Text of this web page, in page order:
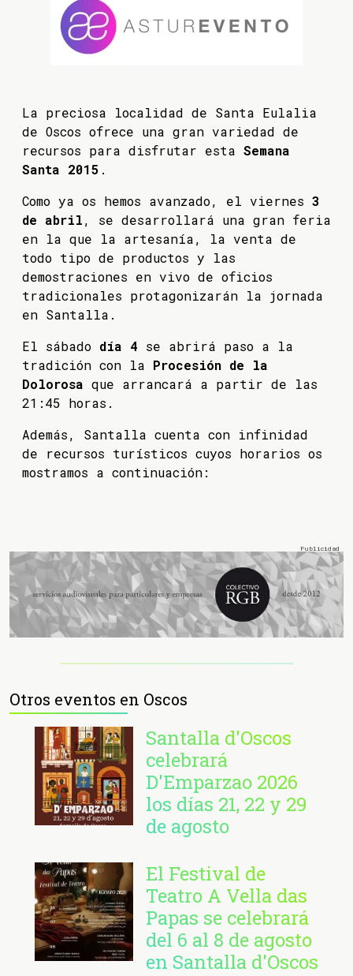
La preciosa localidad de Santa Eulalia
de Oscos ofrece una gran variedad de
recursos para disfrutar esta Semana
Santa 2015 .
Como ya os hemos avanzado, el viernes 3
de abril, se desarrollará una gran feria
en la que la artesanía, la venta de
todo tipo de productos y las
demostraciones en vivo de oficios
tradicionales protagonizarán la jornada
en Santalla.
El sábado día 4 se abrirá paso a la
tradición con la Procesión de la
Dolorosa que arrancará a partir de las
21:45 horas.
Además, Santalla cuenta con infinidad
de recursos turísticos cuyos horarios os
mostramos a continuación:
Otros eventos en Oscos
Santalla d'Oscos
celebrará
D'Emparzao 2026
los días 21, 22 y 29
de agosto
El Festival de
Teatro A Vella das
Papas se celebrará
del 6 al 8 de agosto
en Santalla d'Oscos